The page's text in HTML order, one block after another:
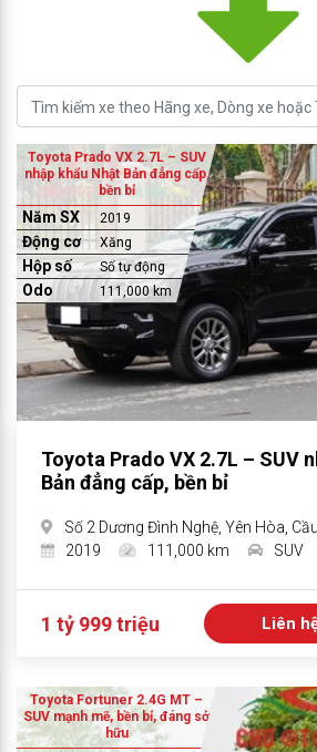
Toyota Prado VX 2.7L – SUV
nhập khẩu Nhật Bản đẳng cấp,
bền bỉ
Năm SX 2019
Động cơ Xăng
Hộp số Số tự động
Odo 111,000 km
Toyota Prado VX 2.7L – SUV
Bản đẳng cấp, bền bỉ
Số 2 Dương Đình Nghệ, Yên Hòa,
2019
111,000 km SUV
1 tỷ 999 triệu Liên
Toyota Fortuner 2.4G MT –
SUV mạnh mẽ, bền bỉ, đáng sở
hữu